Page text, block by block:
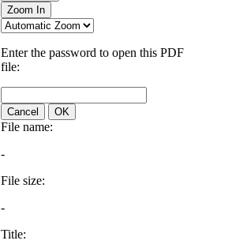
Zoom In
Enter the password to open this PDF
file:
Cancel OK
File name:
-
File size:
-
Title: